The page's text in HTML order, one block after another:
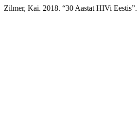
Zilmer, Kai. 2018. “30 Aastat HIVi Eestis”.